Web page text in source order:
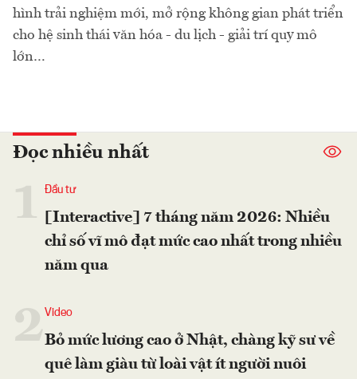
hình trải nghiệm mới, mở rộng không gian phát triển
cho hệ sinh thái văn hóa - du lịch - giải trí quy mô
lớn…
Đọc nhiều nhất
Đầu tư
[Interactive] 7 tháng năm 2026: Nhiều
chỉ số vĩ mô đạt mức cao nhất trong nhiều
năm qua
2Video
Bỏ mức lương cao ở Nhật, chàng kỹ sư về
quê làm giàu từ loài vật ít người nuôi